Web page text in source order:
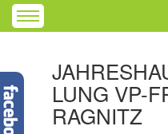
LUNG VP-
RAGNITZ